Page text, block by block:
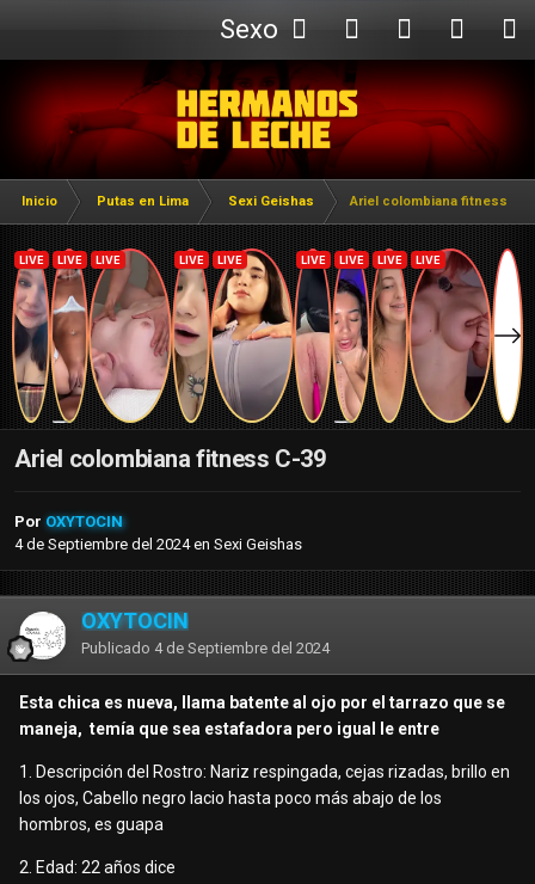
Sexo
Webcam
Inicio Putas en Lima Sexi Geishas Ariel colombiana fitness C-
Ariel colombiana fitness C-39
Por OXYTOCIN
4 de Septiembre del 2024en Sexi Geishas
OXYTOCIN
Publicado 4 de Septiembre del 2024
Esta chica es nueva, llama batente al ojo por el tarrazo que se
maneja, temía que sea estafadora pero igual le entre
1. Descripción del Rostro: Nariz respingada, cejas rizadas, brillo en
los ojos, Cabello negro lacio hasta poco más abajo de los
hombros, es guapa
2. Edad: 22 años dice